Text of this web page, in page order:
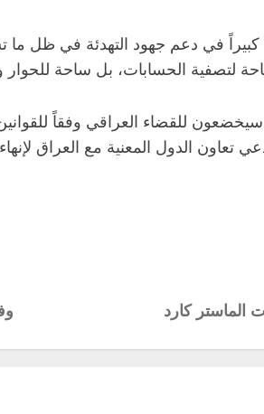
في دعم جهود التهدئة في ظل ما
لتصفية الحسابات، بل ساحة للحوار
سيخضعون للقضاء العراقي وفقاً
الدول المعنية مع العراق
الماستر كارد